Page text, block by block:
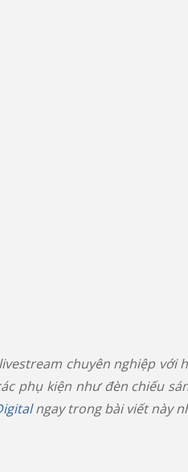
chuyên nghiệp với
phụ kiện như đèn chiếu
ngay trong bài viết này